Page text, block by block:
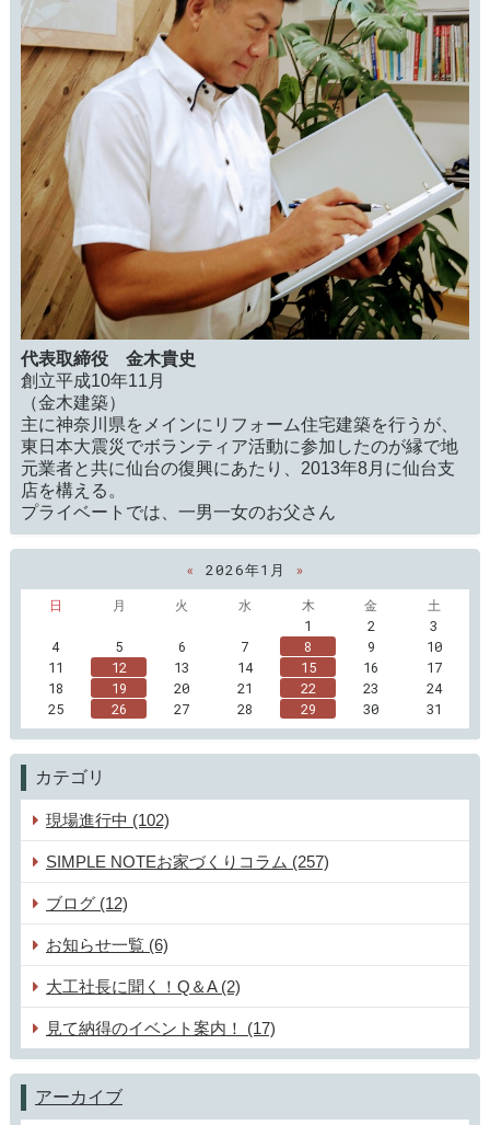
代表取締役 金木貴史
創立平成10年11月
（金木建築）
主に神奈川県をメインにリフォーム住宅建築を行うが、
東日本大震災でボランティア活動に参加したのが縁で地
元業者と共に仙台の復興にあたり、2013年8月に仙台支
店を構える。
プライベートでは、一男一女のお父さん
« 2026年1月
»
日
月 火 水 木 金
土
1
2
3
4
5 6 7 8 9
10
11
12 13 14 15 16
17
18
19 20 21 22 23
24
25
26 27 28 29 30 31
カテゴリ
現場進行中 (102)
SIMPLE NOTEお家づくりコラム (257)
ブログ (12)
お知らせ一覧 (6)
大工社長に聞く！Q＆A (2)
見て納得のイベント案内！ (17)
アーカイブ